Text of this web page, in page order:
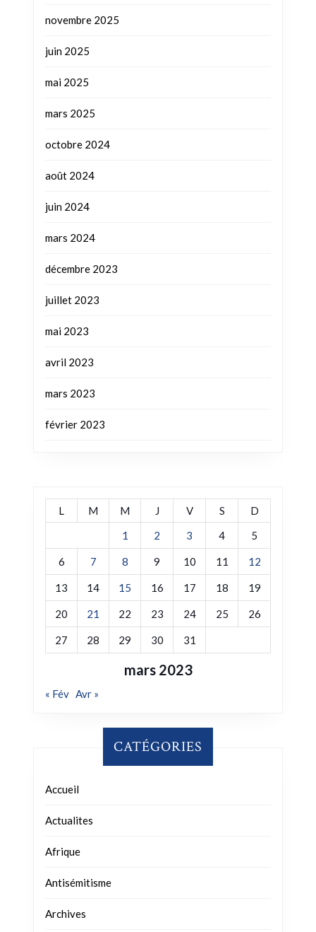
novembre 2025
juin 2025
mai 2025
mars 2025
octobre 2024
août 2024
juin 2024
mars 2024
décembre 2023
juillet 2023
mai 2023
avril 2023
mars 2023
février 2023
mars 2023
L M M J V S
D
1
2 3 4 5
6 7 8 9 10 11 12
13 14 15 16 17 18 19
20 21 22 23 24 25 26
27 28 29 30 31
« Fév Avr »
CATÉGORIES
Accueil
Actualites
Afrique
Antisémitisme
Archives